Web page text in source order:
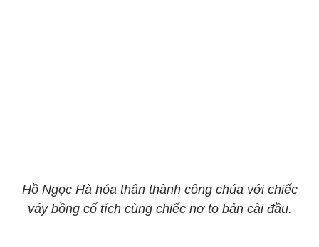
Hồ Ngọc Hà hóa thân thành công chúa với chiếc
váy bồng cổ tích cùng chiếc nơ to bản cài đầu.